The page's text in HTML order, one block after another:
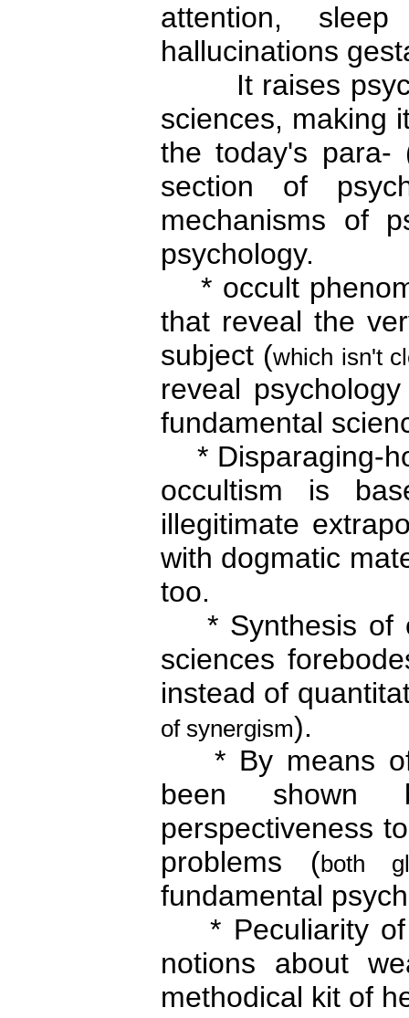
attention,
hallucinations
It raises
sciences, making
the today's para-
section of
mechanisms of
psychology.
* occult
that reveal the
subject (which isn't
reveal
fundamental
* Disparaging-
occultism is
illegitimate
with dogmatic
too.
* Synthesis of
sciences
instead of
of synergism).
* By means of
been shown
perspectiveness
problems (both
fundamental
* Peculiarity of
notions about
methodical kit of